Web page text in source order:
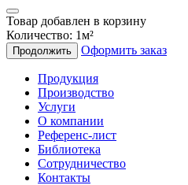
Товар добавлен в корзину
Количество: 1м²
Продолжить Оформить заказ
Продукция
Производство
Услуги
О компании
Референс-лист
Библиотека
Сотрудничество
Контакты